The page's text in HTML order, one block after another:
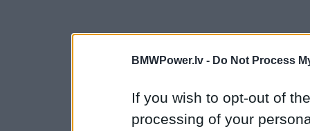
BMWPower.lv - Do Not Process
If you wish to opt-out of
processing of your